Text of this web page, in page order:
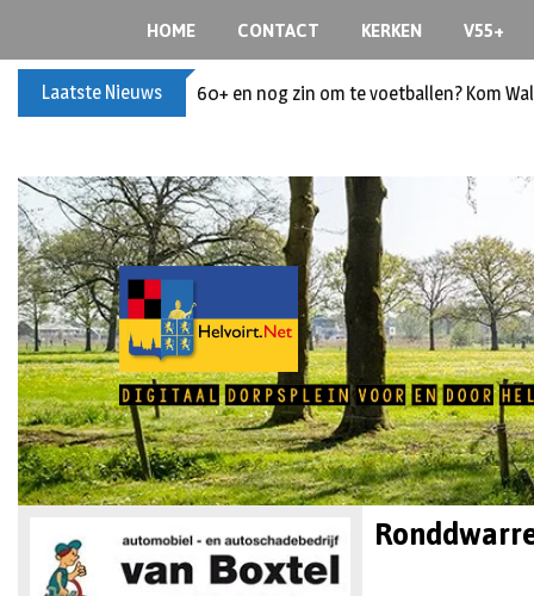
HOME CONTACT KERKEN V55+
Laatste Nieuws 60+ en nog zin om te voetballen? Kom